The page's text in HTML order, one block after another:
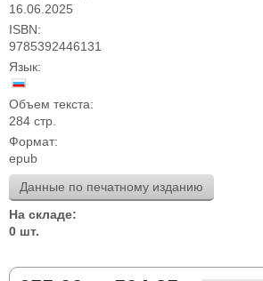
16.06.2025
ISBN:
9785392446131
Язык:
Объем текста:
284 стр.
Формат:
epub
Данные по печатному изданию
На складе:
0 шт.